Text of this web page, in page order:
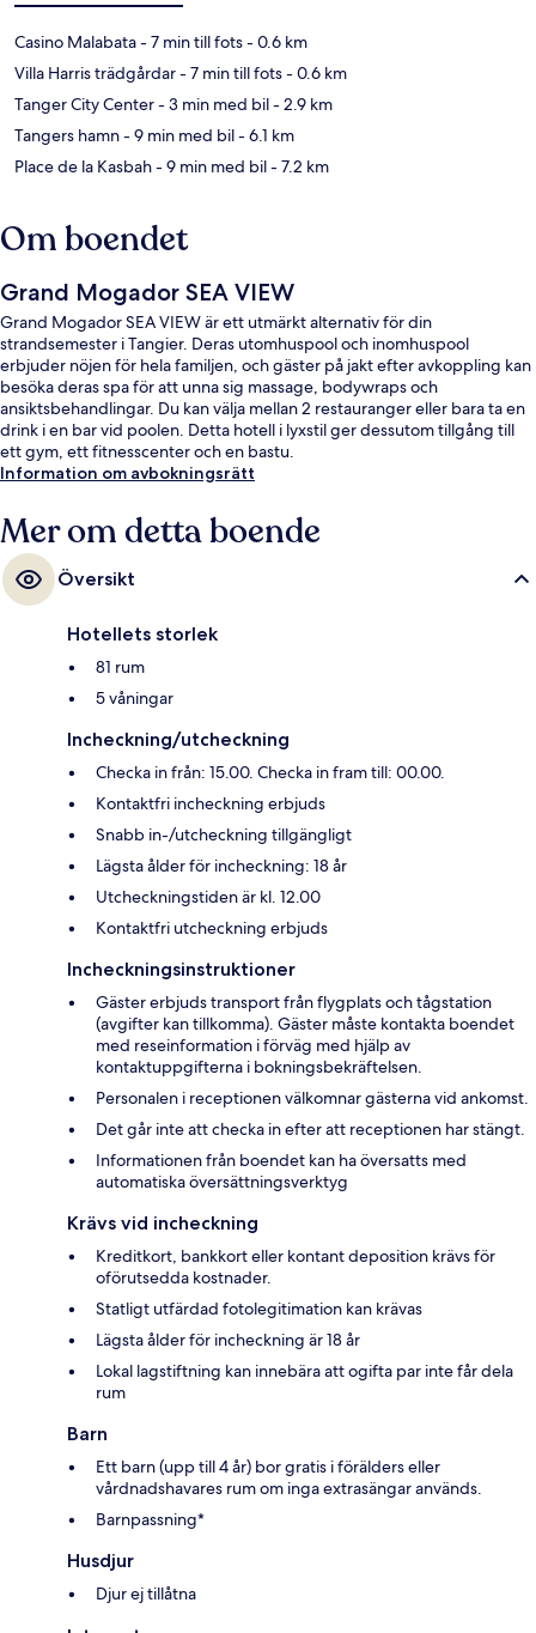
Casino Malabata- 7 min till fots- 0.6 km
Villa Harris trädgårdar- 7 min till fots- 0.6 km
Tanger City Center- 3 min med bil- 2.9 km
Tangers hamn- 9 min med bil- 6.1 km
Place de la Kasbah- 9 min med bil- 7.2 km
Om boendet
Grand Mogador SEA VIEW
Grand Mogador SEA VIEW är ett utmärkt alternativ för din
strandsemester i Tangier. Deras utomhuspool och inomhuspool
erbjuder nöjen för hela familjen, och gäster på jakt efter avkoppling kan
besöka deras spa för att unna sig massage, bodywraps och
ansiktsbehandlingar. Du kan välja mellan 2 restauranger eller bara ta en
drink i en bar vid poolen. Detta hotell i lyxstil ger dessutom tillgång till
ett gym, ett fitnesscenter och en bastu.
Information om avbokningsrätt
Mer om detta boende
Översikt
Hotellets storlek
81 rum
5 våningar
Incheckning/utcheckning
Checka in från: 15.00. Checka in fram till: 00.00.
Kontaktfri incheckning erbjuds
Snabb in-/utcheckning tillgängligt
Lägsta ålder för incheckning: 18 år
Utcheckningstiden är kl. 12.00
Kontaktfri utcheckning erbjuds
Incheckningsinstruktioner
Gäster erbjuds transport från flygplats och tågstation
(avgifter kan tillkomma). Gäster måste kontakta boendet
med reseinformation i förväg med hjälp av
kontaktuppgifterna i bokningsbekräftelsen.
Personalen i receptionen välkomnar gästerna vid ankomst.
Det går inte att checka in efter att receptionen har stängt.
Informationen från boendet kan ha översatts med
automatiska översättningsverktyg
Krävs vid incheckning
Kreditkort, bankkort eller kontant deposition krävs för
oförutsedda kostnader.
Statligt utfärdad fotolegitimation kan krävas
Lägsta ålder för incheckning är 18 år
Lokal lagstiftning kan innebära att ogifta par inte får dela
rum
Barn
Ett barn (upp till 4 år) bor gratis i förälders eller
vårdnadshavares rum om inga extrasängar används.
Barnpassning*
Husdjur
Djur ej tillåtna